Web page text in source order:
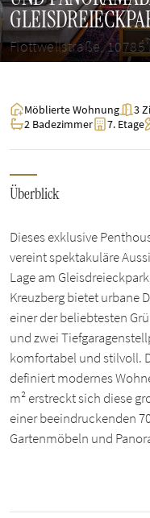
Flottwellstraße, 10785
Möblierte Wohnung 3
2 Badezimmer
7. Etage
Überblick
Dieses exklusive
vereint spektakuläre
Lage am
Kreuzberg bietet urbane
einer der beliebtesten
und zwei
komfortabel und stilvoll.
definiert modernes
m² erstreckt sich diese
einer beeindruckenden
Gartenmöbeln und